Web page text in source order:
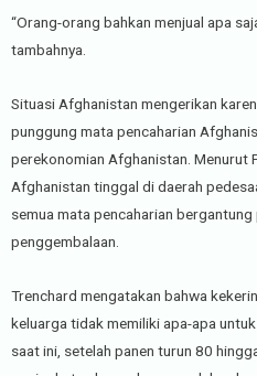
“Orang-orang bahkan menjual apa
tambahnya.
Situasi Afghanistan mengerikan
punggung mata pencaharian
perekonomian Afghanistan. Menurut
Afghanistan tinggal di daerah
semua mata pencaharian
penggembalaan.
Trenchard mengatakan bahwa
keluarga tidak memiliki apa-apa
saat ini, setelah panen turun 80